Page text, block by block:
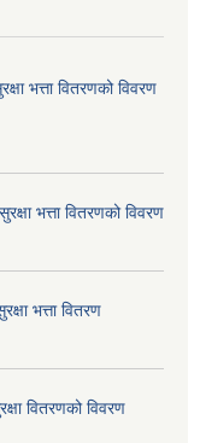
भत्ता वितरणको विवरण
भत्ता वितरणको विवरण
भत्ता वितरण
वितरणको विवरण